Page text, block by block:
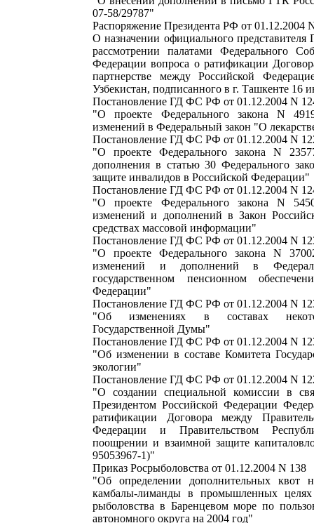
07-58/29787"
Распоряжение Президента РФ от 01.12.2004
О назначении официального
рассмотрении палатами Федерального
Федерации вопроса о ратификации
партнерстве между Российской
Узбекистан, подписанного в г. Ташкенте 16
Постановление ГД ФС РФ от 01.12.2004 N
"О проекте Федерального закона N
изменений в Федеральный закон "О
Постановление ГД ФС РФ от 01.12.2004 N
"О проекте Федерального закона N
дополнения в статью 30 Федерального
защите инвалидов в Российской Федерации"
Постановление ГД ФС РФ от 01.12.2004 N
"О проекте Федерального закона N
изменений и дополнений в Закон
средствах массовой информации"
Постановление ГД ФС РФ от 01.12.2004 N
"О проекте Федерального закона N
изменений и дополнений в
государственном пенсионном
Федерации"
Постановление ГД ФС РФ от 01.12.2004 N
"Об изменениях в составах
Государственной Думы"
Постановление ГД ФС РФ от 01.12.2004 N
"Об изменении в составе Комитета
экологии"
Постановление ГД ФС РФ от 01.12.2004 N
"О создании специальной комиссии в
Президентом Российской Федерации
ратификации Договора между
Федерации и Правительством
поощрении и взаимной защите
95053967-1)"
Приказ Росрыболовства от 01.12.2004 N 138
"Об определении дополнительных квот
камбалы-лиманды в промышленных
рыболовства в Баренцевом море по
автономного округа на 2004 год"